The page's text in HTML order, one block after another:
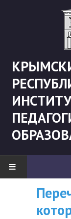
НОВОСТИ
"Боевая"